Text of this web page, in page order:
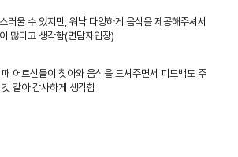
러울 수 있지만, 워낙 다양하게 음식을 제공해주셔서
많다고 생각함(면담자입장)
어르신들이 찾아와 음식을 드셔주면서 피드백도 주
같아 감사하게 생각함